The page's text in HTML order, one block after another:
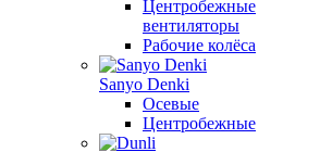
Центробежные
вентиляторы
Рабочие колёса
Sanyo Denki
Осевые
Центробежные